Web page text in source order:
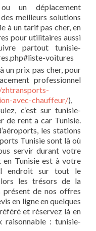
un déplacement
meilleurs solutions
à un tarif pas cher, en
pour utilitaires aussi
partout tunisie-
voitures
un prix pas cher, pour
professionnel
avec-chauffeur/),
c’est sur tunisie-
de rent a car Tunisie.
les stations
Tunisie sont là où
servir durant votre
Tunisie est à votre
endroit sur tout le
les trésors de la
présent de nos offres
en ligne en quelques
et réservez là en
: tunisie-